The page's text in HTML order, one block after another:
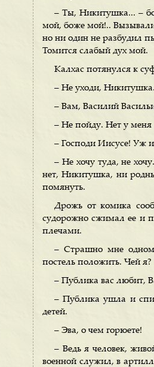
– Ты, Никитушка... –
мой, боже мой!.. Вызывали
но ни один не разбудил
Томится слабый дух мой.
Калхас потянулся к
– Не уходи,
– Вам, Василий
– Не пойду. Нет у меня
– Господи Иисусе! Уж
– Не хочу туда, не
нет, Никитушка, ни
помянуть.
Дрожь от комика
судорожно сжимал ее и
плечами.
– Страшно мне
постель положить. Чей
– Публика вас любит,
– Публика ушла и
детей.
– Эва, о чем горюете!
– Ведь я человек,
военной служил, в